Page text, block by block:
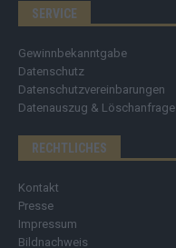
SERVICE
Gewinnbekanntgabe
Datenschutz
Datenschutzvereinbarungen
Datenauszug & Löschanfrage
RECHTLICHES
Kontakt
Presse
Impressum
Bildnachweis